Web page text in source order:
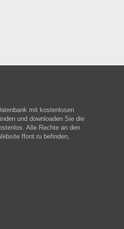
mit kostenlosen
und downloaden Sie die
Alle Rechte an den
ffont.ru befinden,